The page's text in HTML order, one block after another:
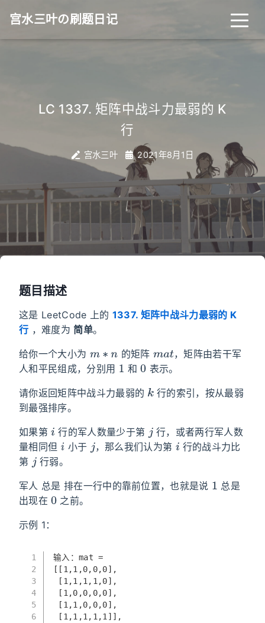
宫水三叶の刷题日记
LC 1337. 矩阵中战斗力最弱的 K
行
宫水三叶 2021年8月1日
题目描述
这是 LeetCode 上的 1337. 矩阵中战斗力最弱的 K
行 ，难度为简单。
给你一个大小为 m∗n 的矩阵 mat ，矩阵由若干军
人和平民组成，分别用 1 和0 表示。
请你返回矩阵中战斗力最弱的 k行的索引，按从最弱
到最强排序。
如果第i 行的军人数量少于第 j行，或者两行军人数
量相同但 i 小于 j，那么我们认为第 i 行的战斗力比
第 j行弱。
军人 总是 排在一行中的靠前位置，也就是说 1 总是
出现在0 之前。
示例 1：
1
2
3
4
5
6
输入：mat =
[[1,1,0,0,0],
[1,1,1,1,0],
[1,0,0,0,0],
[1,1,0,0,0],
[1,1,1,1,1]],